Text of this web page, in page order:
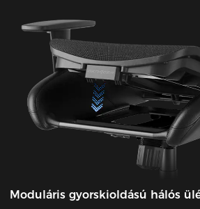
csúcsnyomást 4 órás ülés során.
Moduláris gyorskioldású hálós